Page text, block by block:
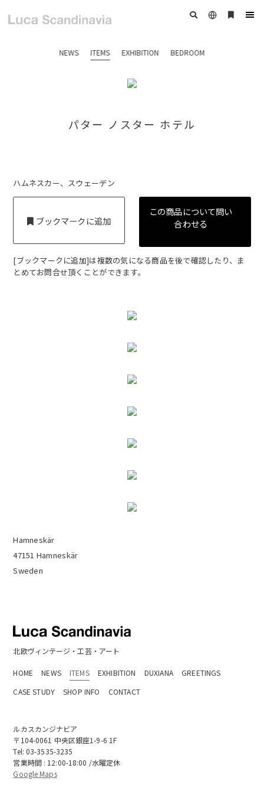
NEWS ITEMS EXHIBITION BEDROOM
日
ブ
パター ノスター ホテル
ハムネスカー、スウェーデン
ブックマークに追加
この商品について問い
合わせる
[ブックマークに追加]は複数の気になる商品を後で確認したり、ま
とめてお問合せ頂くことができます。
Hamneskär
47151 Hamneskär
Sweden
北欧ヴィンテージ・工芸・アート
HOME NEWS ITEMS EXHIBITION DUXIANA
GREETINGS
CASE STUDY
SHOP INFO CONTACT
ルカスカンジナビア
〒104-0061 中央区銀座1-9-6 1F
Tel: 03-3535-3235
営業時間 : 12:00-18:00 /水曜定休
Google Maps